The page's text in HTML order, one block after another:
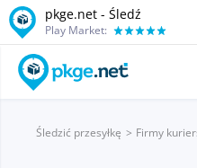
pkge.net - Śledź
Play Market:
Śledzić przesyłkę Firmy